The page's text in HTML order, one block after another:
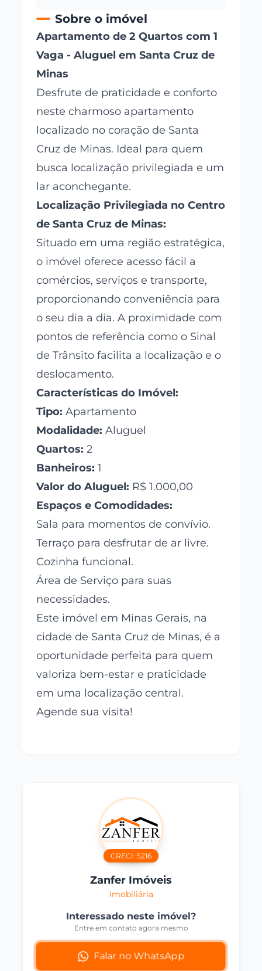
Sobre o imóvel
Apartamento de 2 Quartos com 1
Vaga - Aluguel em Santa Cruz de
Minas
Desfrute de praticidade e conforto
neste charmoso apartamento
localizado no coração de Santa
Cruz de Minas. Ideal para quem
busca localização privilegiada e um
lar aconchegante.
Localização Privilegiada no Centro
de Santa Cruz de Minas:
Situado em uma região estratégica,
o imóvel oferece acesso fácil a
comércios, serviços e transporte,
proporcionando conveniência para
o seu dia a dia. A proximidade com
pontos de referência como o Sinal
de Trânsito facilita a localização e o
deslocamento.
Características do Imóvel:
Tipo: Apartamento
Modalidade: Aluguel
Quartos: 2
Banheiros: 1
Valor do Aluguel: R$ 1.000,00
Espaços e Comodidades:
Sala para momentos de convívio.
Terraço para desfrutar de ar livre.
Cozinha funcional.
Área de Serviço para suas
necessidades.
Este imóvel em Minas Gerais, na
cidade de Santa Cruz de Minas, é a
oportunidade perfeita para quem
valoriza bem-estar e praticidade
em uma localização central.
Agende sua visita!
CRECI: 5216
Zanfer Imóveis
Imobiliária
Interessado neste imóvel?
Entre em contato agora mesmo
Falar no WhatsApp